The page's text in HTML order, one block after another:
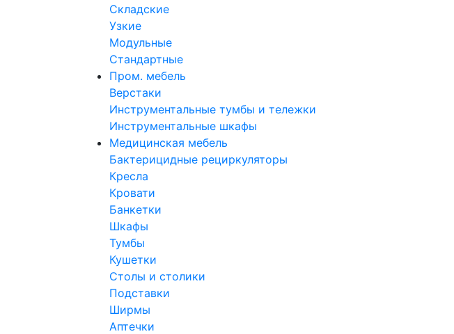
Складские
Узкие
Модульные
Стандартные
Пром. мебель
Верстаки
Инструментальные тумбы и тележки
Инструментальные шкафы
Медицинская мебель
Бактерицидные рециркуляторы
Кресла
Кровати
Банкетки
Шкафы
Тумбы
Кушетки
Столы и столики
Подставки
Ширмы
Аптечки